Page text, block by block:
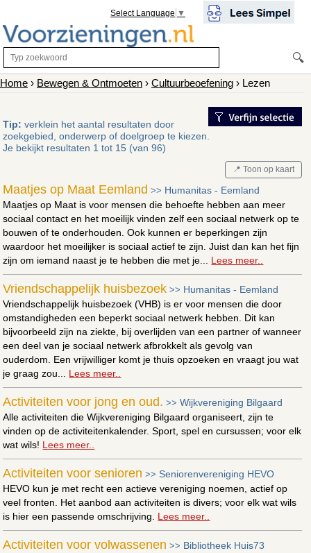
Select Language ▼
🔍
Home › Bewegen & Ontmoeten › Cultuurbeoefening › Lezen
Tip: verklein het aantal resultaten door
zoekgebied, onderwerp of doelgroep te kiezen.
Je bekijkt resultaten 1 tot 15 (van 96)
📍 Toon op kaart
Maatjes op Maat Eemland >> Humanitas - Eemland
Maatjes op Maat is voor mensen die behoefte hebben aan meer
sociaal contact en het moeilijk vinden zelf een sociaal netwerk op te
bouwen of te onderhouden. Ook kunnen er beperkingen zijn
waardoor het moeilijker is sociaal actief te zijn. Juist dan kan het fijn
zijn om iemand naast je te hebben die met je... Lees meer..
Vriendschappelijk huisbezoek >> Humanitas - Eemland
Vriendschappelijk huisbezoek (VHB) is er voor mensen die door
omstandigheden een beperkt sociaal netwerk hebben. Dit kan
bijvoorbeeld zijn na ziekte, bij overlijden van een partner of wanneer
een deel van je sociaal netwerk afbrokkelt als gevolg van
ouderdom. Een vrijwilliger komt je thuis opzoeken en vraagt jou wat
je graag zou... Lees meer..
Activiteiten voor jong en oud. >>Wijkvereniging Bilgaard
Alle activiteiten die Wijkvereniging Bilgaard organiseert, zijn te
vinden op de activiteitenkalender. Sport, spel en cursussen; voor elk
wat wils! Lees meer..
Activiteiten voor senioren >> Seniorenvereniging HEVO
HEVO kun je met recht een actieve vereniging noemen, actief op
veel fronten. Het aanbod aan activiteiten is divers; voor elk wat wils
is hier een passende omschrijving. Lees meer..
Activiteiten voor volwassenen >> Bibliotheek Huis73